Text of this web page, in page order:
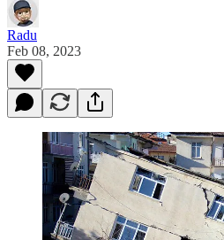
Radu
Feb 08, 2023